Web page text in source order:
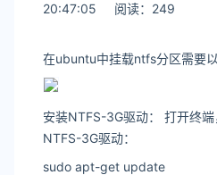
20:47:05
阅读：249
在ubuntu中挂载ntfs分区需要以
安装NTFS-3G驱动： 打开终
NTFS-3G驱动：
sudo apt-get update